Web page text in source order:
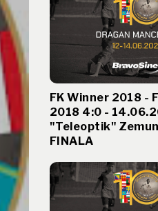
FK Winner 2018 -
2018 4:0 -
"Teleoptik"
FINALA